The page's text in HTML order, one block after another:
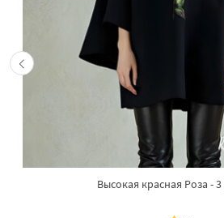
Высокая красная Роза -